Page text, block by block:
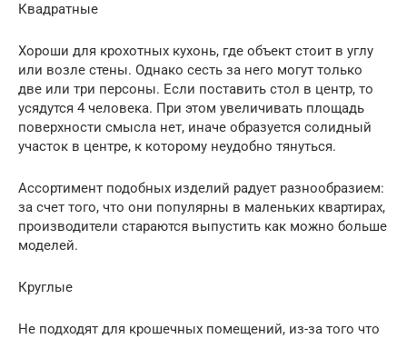
Квадратные
Хороши для крохотных кухонь, где объект стоит в углу
или возле стены. Однако сесть за него могут только
две или три персоны. Если поставить стол в центр, то
усядутся 4 человека. При этом увеличивать площадь
поверхности смысла нет, иначе образуется солидный
участок в центре, к которому неудобно тянуться.
Ассортимент подобных изделий радует разнообразием:
за счет того, что они популярны в маленьких квартирах,
производители стараются выпустить как можно больше
моделей.
Круглые
Не подходят для крошечных помещений, из-за того что